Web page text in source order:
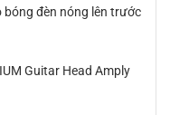
bóng đèn nóng lên trước
Guitar Head Amply